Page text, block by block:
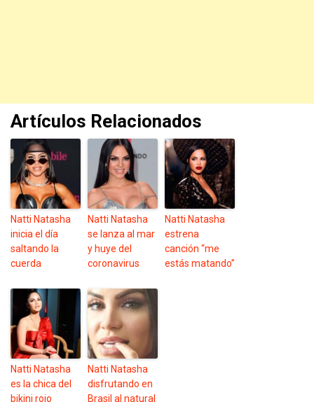
Artículos Relacionados
Natti Natasha
inicia el día
saltando la
cuerda
Natti Natasha
se lanza al mar
y huye del
coronavirus
Natti Natasha
estrena
canción “me
estás matando”
Natti Natasha
es la chica del
bikini rojo
Natti Natasha
disfrutando en
Brasil al natural